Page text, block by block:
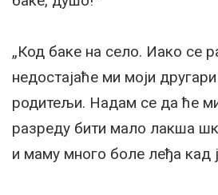
„Код баке на село. Иако се
недостајаће ми моји
родитељи. Надам се да ће
разреду бити мало лакша
и маму много боле леђа кад